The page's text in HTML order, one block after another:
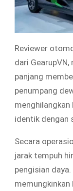
Reviewer
dari
panjang
penumpang
identik dengan
Secara
jarak tempuh
pengisian